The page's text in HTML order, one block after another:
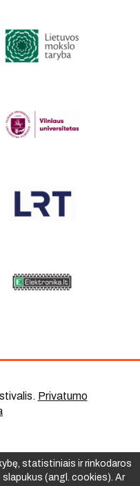
. Privatumo
statistiniais ir rinkodaros
(angl. cookies). Ar